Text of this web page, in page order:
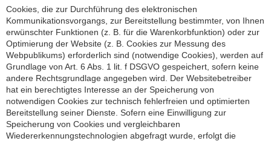
Cookies, die zur Durchführung des elektronischen
Kommunikationsvorgangs, zur Bereitstellung bestimmter, von Ihnen
erwünschter Funktionen (z. B. für die Warenkorbfunktion) oder zur
Optimierung der Website (z. B. Cookies zur Messung des
Webpublikums) erforderlich sind (notwendige Cookies), werden auf
Grundlage von Art. 6 Abs. 1 lit. f DSGVO gespeichert, sofern keine
andere Rechtsgrundlage angegeben wird. Der Websitebetreiber
hat ein berechtigtes Interesse an der Speicherung von
notwendigen Cookies zur technisch fehlerfreien und optimierten
Bereitstellung seiner Dienste. Sofern eine Einwilligung zur
Speicherung von Cookies und vergleichbaren
Wiedererkennungstechnologien abgefragt wurde, erfolgt die